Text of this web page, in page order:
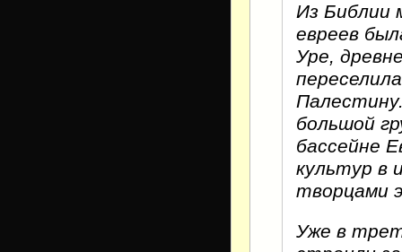
Из Библии
евреев
Уре,
большой
бассейне
культур в
творцами
Уже в